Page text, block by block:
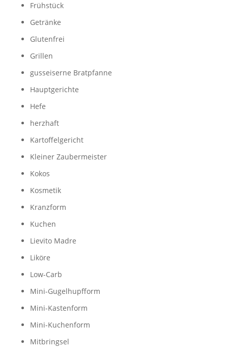
Frühstück
Getränke
Glutenfrei
Grillen
gusseiserne Bratpfanne
Hauptgerichte
Hefe
herzhaft
Kartoffelgericht
Kleiner Zaubermeister
Kokos
Kosmetik
Kranzform
Kuchen
Lievito Madre
Liköre
Low-Carb
Mini-Gugelhupfform
Mini-Kastenform
Mini-Kuchenform
Mitbringsel